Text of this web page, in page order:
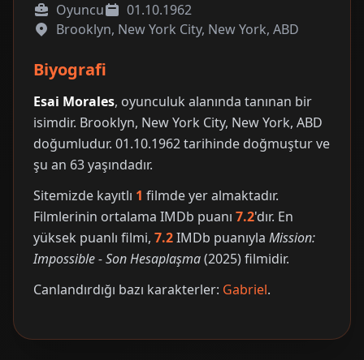
Oyuncu
01.10.1962
Brooklyn, New York City, New York, ABD
Biyografi
Esai Morales, oyunculuk alanında tanınan bir
isimdir. Brooklyn, New York City, New York, ABD
doğumludur. 01.10.1962 tarihinde doğmuştur ve
şu an 63 yaşındadır.
Sitemizde kayıtlı 1 filmde yer almaktadır.
Filmlerinin ortalama IMDb puanı 7.2'dır. En
yüksek puanlı filmi, 7.2IMDb puanıyla Mission:
Impossible - Son Hesaplaşma(2025) filmidir.
Canlandırdığı bazı karakterler: Gabriel.